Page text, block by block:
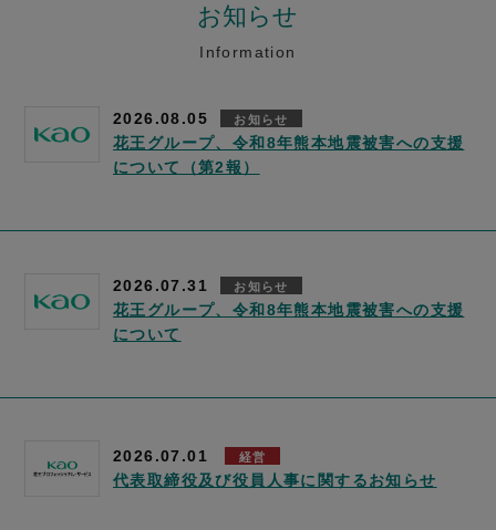
お知らせ
Information
2026.08.05 お知らせ
花王グループ、令和8年熊本地震被害への支援
について（第2報）
2026.07.31 お知らせ
花王グループ、令和8年熊本地震被害への支援
について
2026.07.01 経営
代表取締役及び役員人事に関するお知らせ